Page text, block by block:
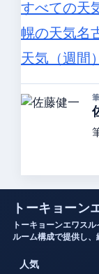
すべての天
幌の天気名
天気（週間）
トーキョーン
トーキョーンエワス
ルーム構成で提供し、
人気